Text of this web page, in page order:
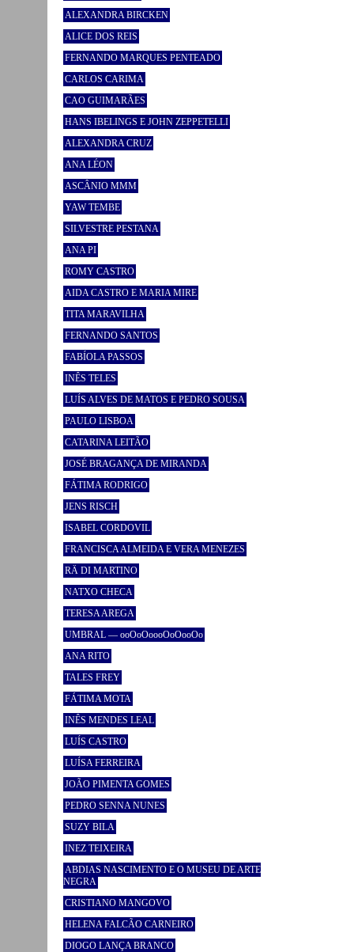
ALEXANDRA BIRCKEN
ALICE DOS REIS
FERNANDO MARQUES PENTEADO
CARLOS CARIMA
CAO GUIMARÃES
HANS IBELINGS E JOHN ZEPPETELLI
ALEXANDRA CRUZ
ANA LÉON
ASCÂNIO MMM
YAW TEMBE
SILVESTRE PESTANA
ANA PI
ROMY CASTRO
AIDA CASTRO E MARIA MIRE
TITA MARAVILHA
FERNANDO SANTOS
FABÍOLA PASSOS
INÊS TELES
LUÍS ALVES DE MATOS E PEDRO SOUSA
PAULO LISBOA
CATARINA LEITÃO
JOSÉ BRAGANÇA DE MIRANDA
FÁTIMA RODRIGO
JENS RISCH
ISABEL CORDOVIL
FRANCISCA ALMEIDA E VERA MENEZES
RÄ DI MARTINO
NATXO CHECA
TERESA AREGA
UMBRAL — ooOoOoooOoOooOo
ANA RITO
TALES FREY
FÁTIMA MOTA
INÊS MENDES LEAL
LUÍS CASTRO
LUÍSA FERREIRA
JOÃO PIMENTA GOMES
PEDRO SENNA NUNES
SUZY BILA
INEZ TEIXEIRA
ABDIAS NASCIMENTO E O MUSEU DE ARTE
NEGRA
CRISTIANO MANGOVO
HELENA FALCÃO CARNEIRO
DIOGO LANÇA BRANCO